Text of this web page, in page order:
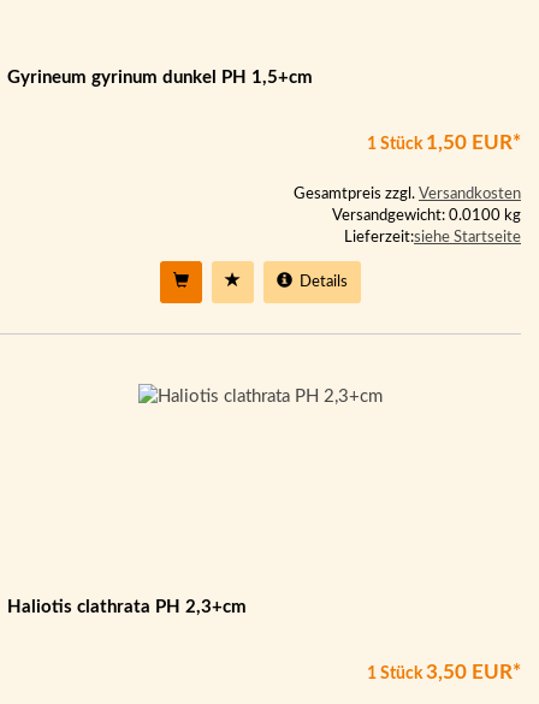
Gyrineum gyrinum dunkel PH 1,5+cm
1 Stück 1,50 EUR*
Gesamtpreis zzgl. Versandkosten
Versandgewicht: 0.0100 kg
Lieferzeit:siehe Startseite
Details
Haliotis clathrata PH 2,3+cm
1 Stück3,50 EUR*